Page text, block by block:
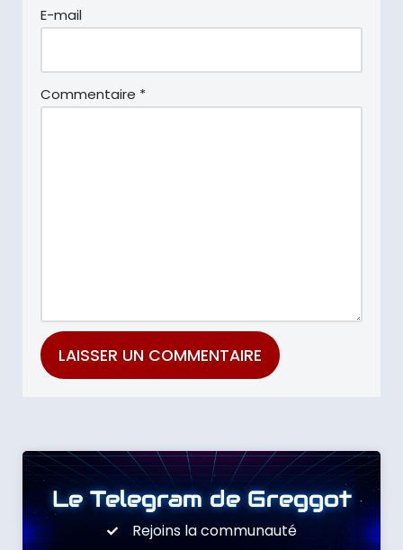
E-mail
Commentaire *
Le Telegram de Greggot
Rejoins la communauté